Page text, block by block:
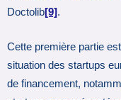
Doctolib[9].
Cette première partie
situation des startups
de financement,